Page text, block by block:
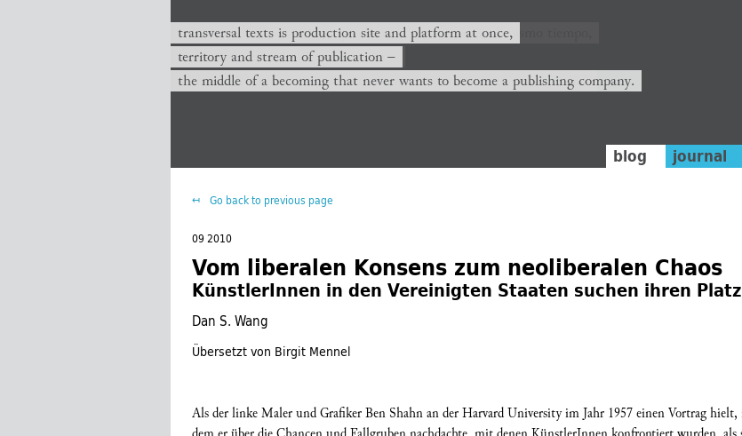
transversal texts is production site and platform at once,
territory and stream of publication −
the middle of a becoming that never wants to become a publishing company.
blog journal
Go back to previous page
09 2010
Vom liberalen Konsens zum neoliberalen Chaos
KünstlerInnen in den Vereinigten Staaten suchen ihren
Dan S. Wang
Übersetzt von Birgit Mennel
Als der linke Maler und Grafiker Ben Shahn an der Harvard University im Jahr 1957 einen Vortrag